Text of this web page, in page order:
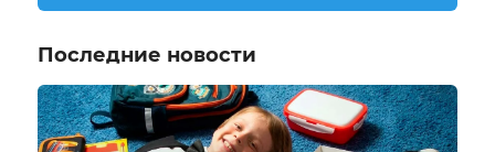
Последние новости